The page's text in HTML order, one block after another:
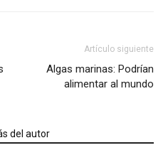
Artículo siguiente
Algas marinas: Podrían
alimentar al mundo
del autor